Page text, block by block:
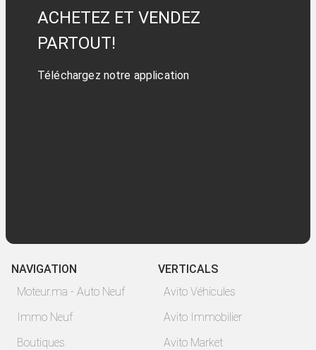
ACHETEZ ET VENDEZ
PARTOUT!
Téléchargez notre application
NAVIGATION
Moteur.ma - Auto Neuf
Immo Neuf
Boutiques
VERTICALS
Avito Véhicules
Avito Immobilier
Avito Market